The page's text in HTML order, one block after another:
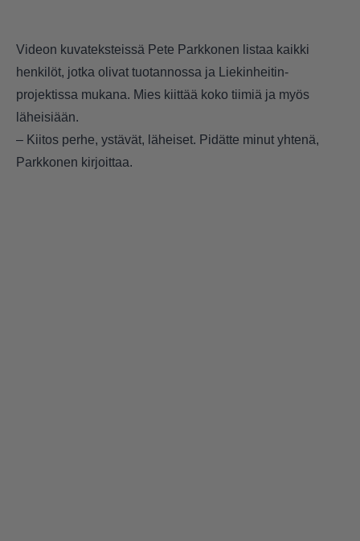
Videon kuvateksteissä Pete Parkkonen listaa kaikki
henkilöt, jotka olivat tuotannossa ja Liekinheitin-
projektissa mukana. Mies kiittää koko tiimiä ja myös
läheisiään.
– Kiitos perhe, ystävät, läheiset. Pidätte minut yhtenä,
Parkkonen kirjoittaa.